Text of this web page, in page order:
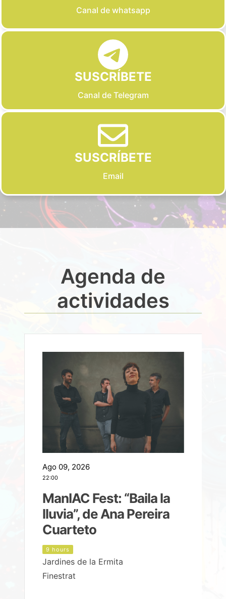
Canal de whatsapp
SUSCRÍBETE
Canal de Telegram
SUSCRÍBETE
Email
Agenda de
actividades
Ago 09, 2026
22:00
ManIAC Fest: “Baila la
lluvia”, de Ana Pereira
Cuarteto
9 hours
Jardines de la Ermita
Finestrat